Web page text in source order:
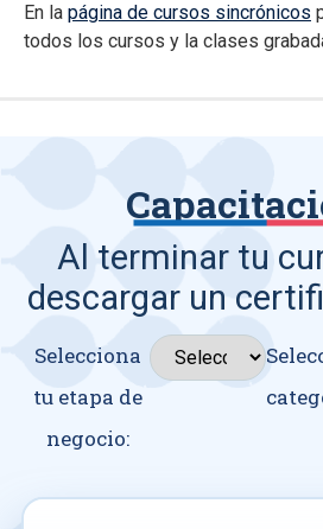
En la página de cursos sincrónicos
todos los cursos y la clases
Al terminar tu
descargar un
Selecciona
tu etapa de
negocio: